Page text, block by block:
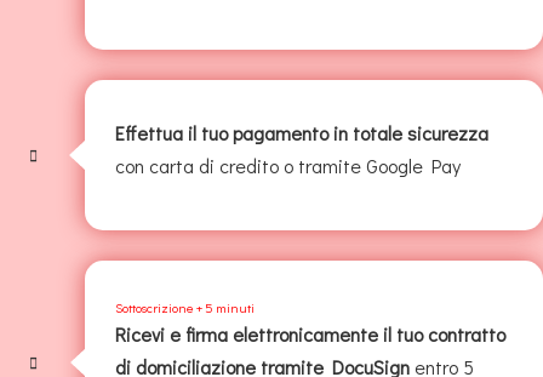
Effettua il tuo pagamento in totale sicurezza
con carta di credito o tramite Google Pay
Sottoscrizione + 5 minuti
Ricevi e firma elettronicamente il tuo contratto
di domiciliazione tramite DocuSign entro 5